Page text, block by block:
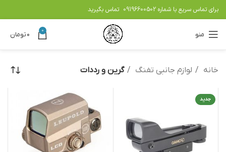
برای تماس سریع با شماره 09196600502 تماس بگیرید
منو 0 ۰تومان
خانه لوازم جانبی تفنگ گرین و رددات
جدید